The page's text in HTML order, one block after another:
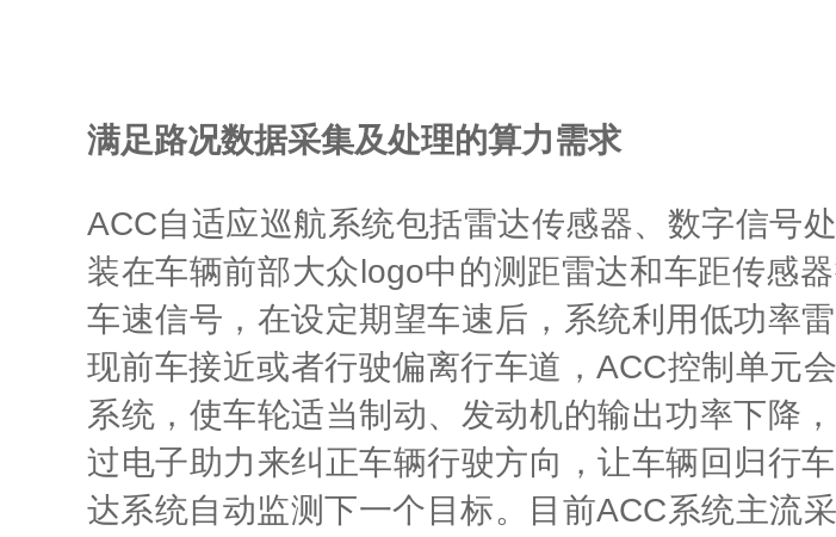
满足路况数据采集及处理的算力需求
ACC自适应巡航系统包括雷达传感器、数字信号
装在车辆前部大众logo中的测距雷达和车距传感
车速信号，在设定期望车速后，系统利用低功率
现前车接近或者行驶偏离行车道，ACC控制单元
系统，使车轮适当制动、发动机的输出功率下降
过电子助力来纠正车辆行驶方向，让车辆回归行
达系统自动监测下一个目标。目前ACC系统主流